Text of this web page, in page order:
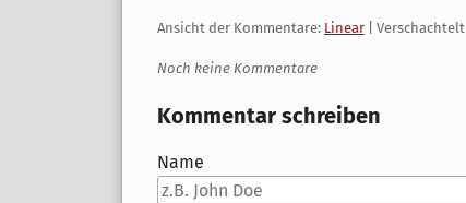
Ansicht der Kommentare: Linear | Verschachtelt
Noch keine Kommentare
Kommentar schreiben
Name